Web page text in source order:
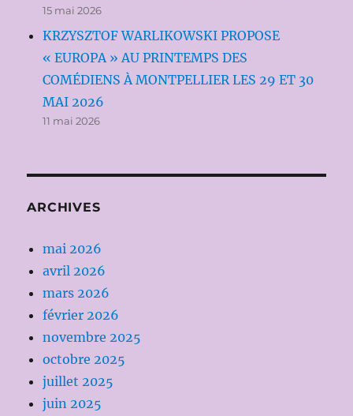
15 mai 2026
KRZYSZTOF WARLIKOWSKI PROPOSE
« EUROPA » AU PRINTEMPS DES
COMÉDIENS À MONTPELLIER LES 29 ET 30
MAI 2026
11 mai 2026
ARCHIVES
mai 2026
avril 2026
mars 2026
février 2026
novembre 2025
octobre 2025
juillet 2025
juin 2025